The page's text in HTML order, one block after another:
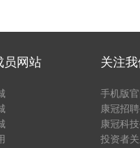
员网站 关注我
手机版官
康冠招
康冠科
投资者